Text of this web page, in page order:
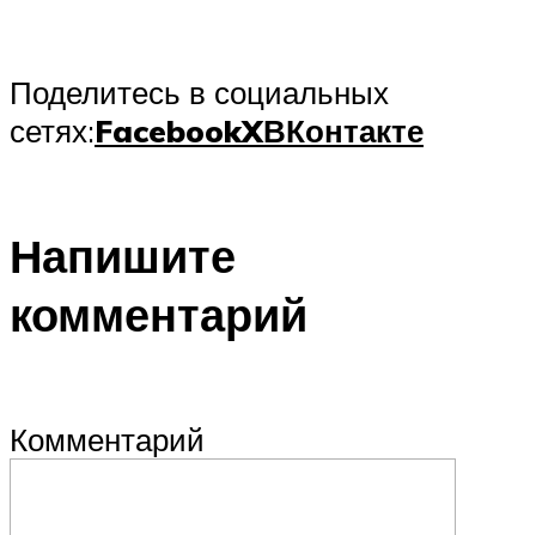
Поделитесь в социальных
сетях:FacebookXВКонтакте
Напишите
комментарий
Комментарий